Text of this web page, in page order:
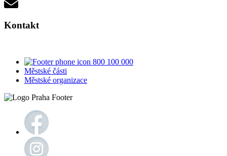
Kontakt
800 100 000
Městské části
Městské organizace